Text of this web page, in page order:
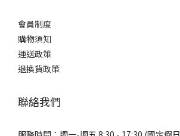
會員制度
購物須知
運送政策
退換貨政策
聯絡我們